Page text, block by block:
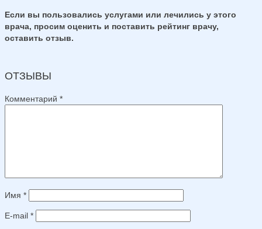
Если вы пользовались услугами или лечились у этого
врача, просим оценить и поставить рейтинг врачу,
оставить отзыв.
ОТЗЫВЫ
Комментарий *
Имя *
E-mail *